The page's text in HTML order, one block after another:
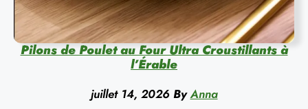
Pilons de Poulet au Four Ultra Croustillants à
l’Érable
juillet 14, 2026 By Anna